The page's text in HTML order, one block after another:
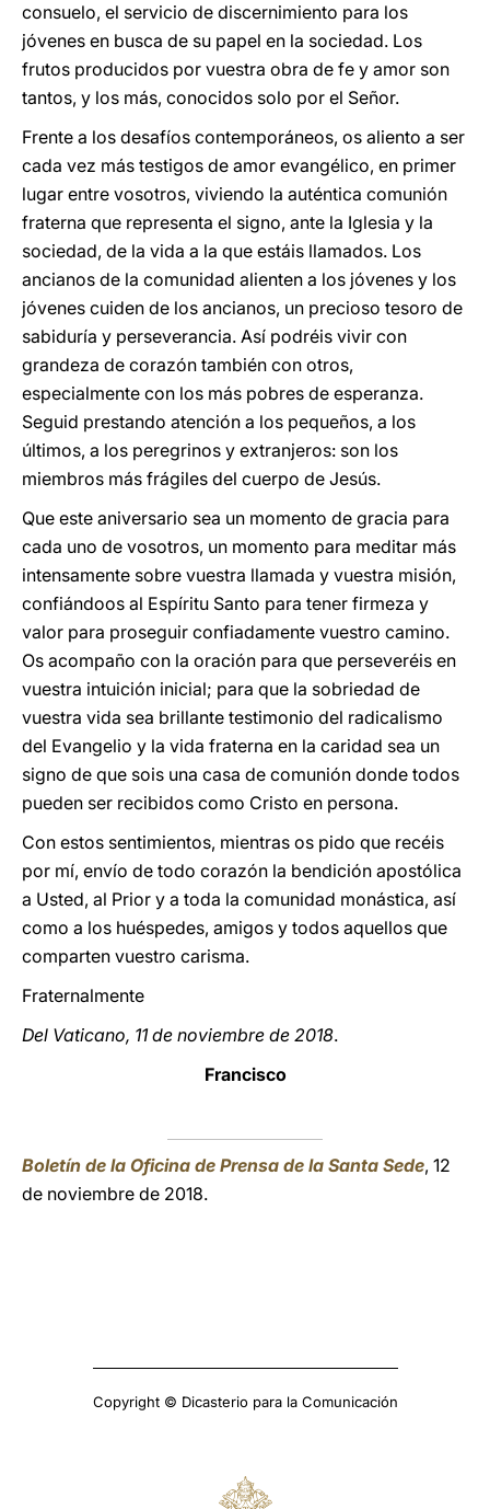
consuelo, el servicio de discernimiento para los
jóvenes en busca de su papel en la sociedad. Los
frutos producidos por vuestra obra de fe y amor son
tantos, y los más, conocidos solo por el Señor.
Frente a los desafíos contemporáneos, os aliento a ser
cada vez más testigos de amor evangélico, en primer
lugar entre vosotros, viviendo la auténtica comunión
fraterna que representa el signo, ante la Iglesia y la
sociedad, de la vida a la que estáis llamados. Los
ancianos de la comunidad alienten a los jóvenes y los
jóvenes cuiden de los ancianos, un precioso tesoro de
sabiduría y perseverancia. Así podréis vivir con
grandeza de corazón también con otros,
especialmente con los más pobres de esperanza.
Seguid prestando atención a los pequeños, a los
últimos, a los peregrinos y extranjeros: son los
miembros más frágiles del cuerpo de Jesús.
Que este aniversario sea un momento de gracia para
cada uno de vosotros, un momento para meditar más
intensamente sobre vuestra llamada y vuestra misión,
confiándoos al Espíritu Santo para tener firmeza y
valor para proseguir confiadamente vuestro camino.
Os acompaño con la oración para que perseveréis en
vuestra intuición inicial; para que la sobriedad de
vuestra vida sea brillante testimonio del radicalismo
del Evangelio y la vida fraterna en la caridad sea un
signo de que sois una casa de comunión donde todos
pueden ser recibidos como Cristo en persona.
Con estos sentimientos, mientras os pido que recéis
por mí, envío de todo corazón la bendición apostólica
a Usted, al Prior y a toda la comunidad monástica, así
como a los huéspedes, amigos y todos aquellos que
comparten vuestro carisma.
Fraternalmente
Del Vaticano, 11 de noviembre de 2018.
Francisco
Boletín de la Oficina de Prensa de la Santa Sede, 12
de noviembre de 2018.
Copyright © Dicasterio para la Comunicación